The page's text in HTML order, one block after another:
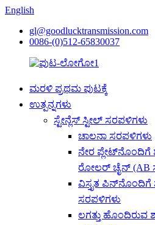
English
gl@goodlucktransmission.com
0086-(0)512-65830037
ಮರಳಿ ಪ್ರಥಮ ಪುಟಕ್ಕೆ
ಉತ್ಪನ್ನಗಳು
ಸ್ಟೇನ್ಲೆಸ್ ಸ್ಟೀಲ್ ಸರಪಳಿಗಳು
ಚಾಲನಾ ಸರಪಳಿಗಳು
ನೇರ
ರೋಲರ್ ಚೈನ್ (AB
ವಿಸ್ತೃತ
ಸರಪಳಿಗಳು
ಲಗತ್ತು